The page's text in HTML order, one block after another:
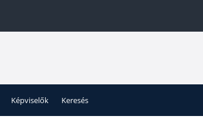
Képviselők Keresés